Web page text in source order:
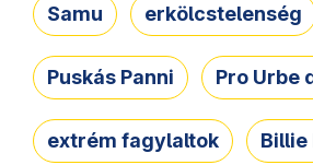
Samu erkölcstelenség
Puskás Panni Pro Urbe
extrém fagylaltok Billie